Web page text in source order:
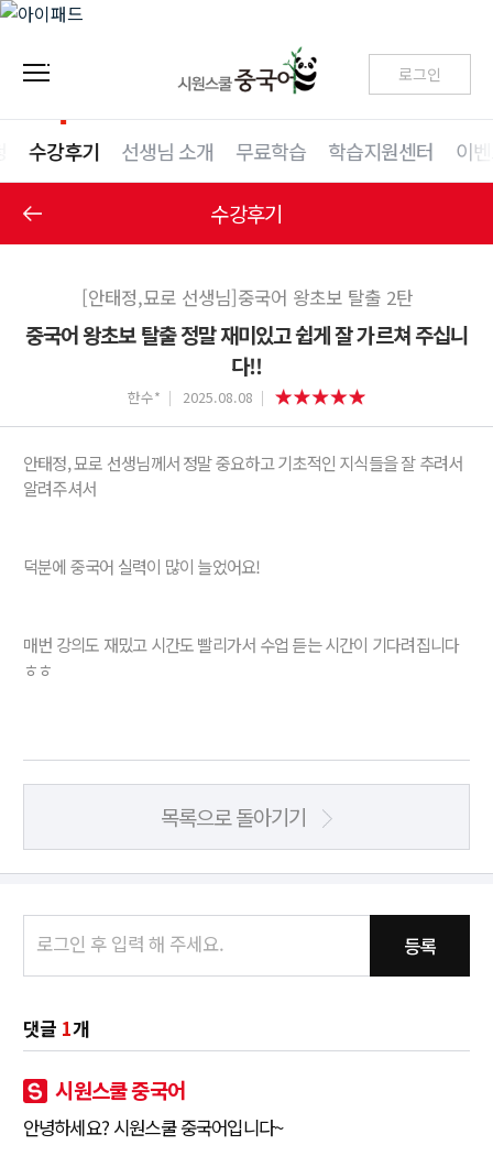
로그인
수강후기 선생님 소개 무료학습 학습지원센터 이
수강후기
[안태정,묘로 선생님]중국어 왕초보 탈출 2탄
중국어 왕초보 탈출 정말 재미있고 쉽게 잘 가르쳐 주십니
다!!
한수* 2025.08.08
안태정, 묘로 선생님께서 정말 중요하고 기초적인 지식들을 잘 추려서
알려주셔서
덕분에 중국어 실력이 많이 늘었어요!
매번 강의도 재밌고 시간도 빨리가서 수업 듣는 시간이 기다려집니다
ㅎㅎ
목록으로 돌아기기
등록
댓글 1개
시원스쿨 중국어
안녕하세요? 시원스쿨 중국어입니다~